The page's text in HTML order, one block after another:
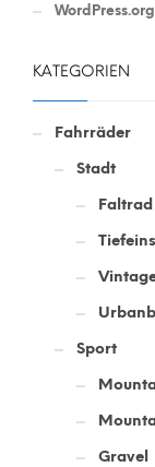
WordPress.org
KATEGORIEN
Fahrräder
Stadt
Faltrad
Sport
Gravel